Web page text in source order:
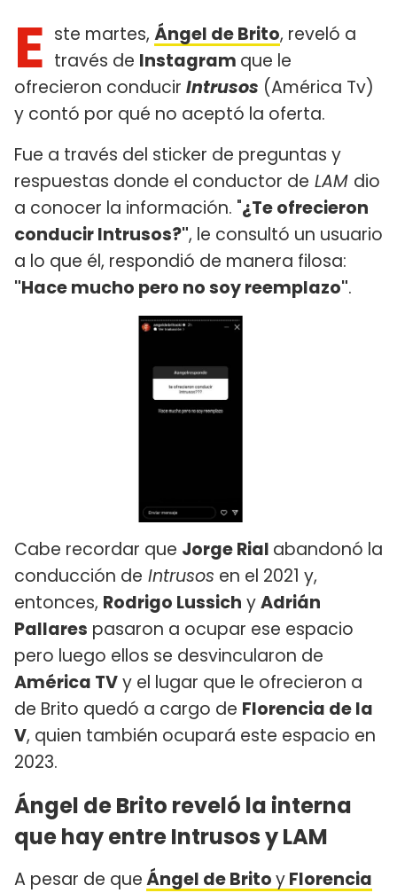
E ste martes, Ángel de Brito, reveló a
través de Instagram que le
ofrecieron conducir Intrusos (América Tv)
y contó por qué no aceptó la oferta.
Fue a través del sticker de preguntas y
respuestas donde el conductor de LAM dio
a conocer la información. "¿Te ofrecieron
conducir Intrusos?", le consultó un usuario
a lo que él, respondió de manera filosa:
"Hace mucho pero no soy reemplazo".
Cabe recordar que Jorge Rial abandonó la
conducción de Intrusos en el 2021 y,
entonces, Rodrigo Lussich yAdrián
Pallares pasaron a ocupar ese espacio
pero luego ellos se desvincularon de
América TVy el lugar que le ofrecieron a
de Brito quedó a cargo de Florencia de la
V, quien también ocupará este espacio en
2023.
Ángel de Brito reveló la interna
que hay entre Intrusos y LAM
A pesar de queÁngel de BritoyFlorencia